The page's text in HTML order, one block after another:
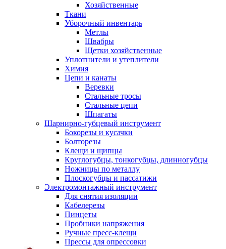
Хозяйственные
Ткани
Уборочный инвентарь
Метлы
Швабры
Щетки хозяйственные
Уплотнители и утеплители
Химия
Цепи и канаты
Веревки
Стальные тросы
Стальные цепи
Шпагаты
Шарнирно-губцевый инструмент
Бокорезы и кусачки
Болторезы
Клещи и щипцы
Круглогубцы, тонкогубцы, длинногубцы
Ножницы по металлу
Плоскогубцы и пассатижи
Электромонтажный инструмент
Для снятия изоляции
Кабелерезы
Пинцеты
Пробники напряжения
Ручные пресс-клещи
Прессы для опрессовки